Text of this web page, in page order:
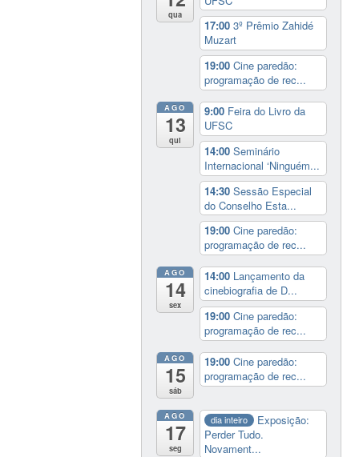
qua
17:003º Prêmio Zahidé
Muzart
19:00Cine paredão:
programação de rec...
AGO
13
qui
9:00 Feira do Livro da
UFSC
14:00Seminário
Internacional ‘Ninguém...
14:30Sessão Especial
do Conselho Esta...
19:00Cine paredão:
programação de rec...
AGO
14
sex
14:00 Lançamento da
cinebiografia de D...
19:00Cine paredão:
programação de rec...
AGO
15
sáb
19:00Cine paredão:
programação de rec...
AGO
17
seg
dia inteiro
Exposição:
Perder Tudo.
Novament...